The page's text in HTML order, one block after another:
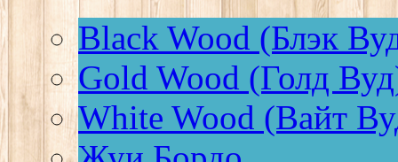
Black Wood (Блэк
Gold Wood (Голд
White Wood (Вайт